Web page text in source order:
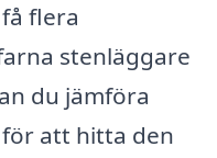
flera
stenläggare
du jämföra
att hitta den